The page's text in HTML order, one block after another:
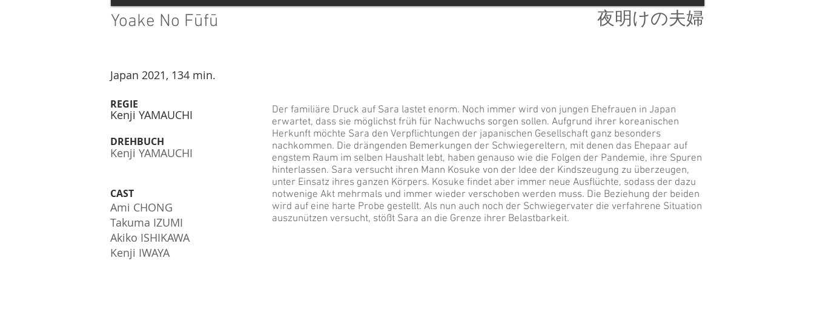
Yoake No Fūfū 夜明けの夫婦
REGIE
DREHBUCH
CAST
Japan 2021, 134 min.
Kenji YAMAUCHI
Kenji YAMAUCHI
Ami CHONG
Takuma IZUMI
Akiko ISHIKAWA
Kenji IWAYA
Der familiäre Druck auf Sara lastet enorm. Noch immer wird von jungen Ehefrauen in Japan
erwartet, dass sie möglichst früh für Nachwuchs sorgen sollen. Aufgrund ihrer koreanischen
Herkunft möchte Sara den Verpflichtungen der japanischen Gesellschaft ganz besonders
nachkommen. Die drängenden Bemerkungen der Schwiegereltern, mit denen das Ehepaar auf
engstem Raum im selben Haushalt lebt, haben genauso wie die Folgen der Pandemie, ihre Spuren
hinterlassen. Sara versucht ihren Mann Kosuke von der Idee der Kindszeugung zu überzeugen,
unter Einsatz ihres ganzen Körpers. Kosuke findet aber immer neue Ausflüchte, sodass der dazu
notwenige Akt mehrmals und immer wieder verschoben werden muss. Die Beziehung der beiden
wird auf eine harte Probe gestellt. Als nun auch noch der Schwiegervater die verfahrene Situation
auszunützen versucht, stößt Sara an die Grenze ihrer Belastbarkeit.